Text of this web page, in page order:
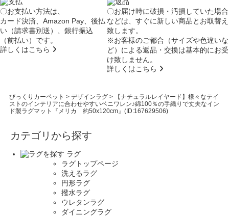
〇お支払い方法は、
カード決済、Amazon Pay、後払
い（請求書別送）、銀行振込
（前払い）です。
詳しくはこちら
〇お届け時に破損・汚損していた場合
などは、すぐに新しい商品とお取替え
致します。
※お客様のご都合（サイズや色違いな
ど）による返品・交換は基本的にお受
け致しません。
詳しくはこちら
びっくりカーペット > デザインラグ>
【ナチュラルレイヤード】様々なテイ
ストのインテリアに合わせやすいベニワレン♪綿100％の手織りで丈夫なイン
ド製ラグマット『メリカ 約50x120cm』(ID:167629506)
カテゴリから探す
ラグ
ラグトップページ
洗えるラグ
円形ラグ
撥水ラグ
ウレタンラグ
ダイニングラグ